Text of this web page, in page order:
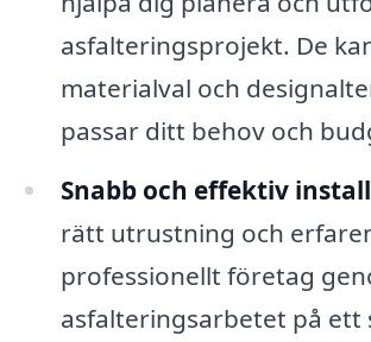
asfalteringsprojekt. De
materialval och
passar ditt behov och
Snabb och effektiv
rätt utrustning och
professionellt företag
asfalteringsarbetet på ett